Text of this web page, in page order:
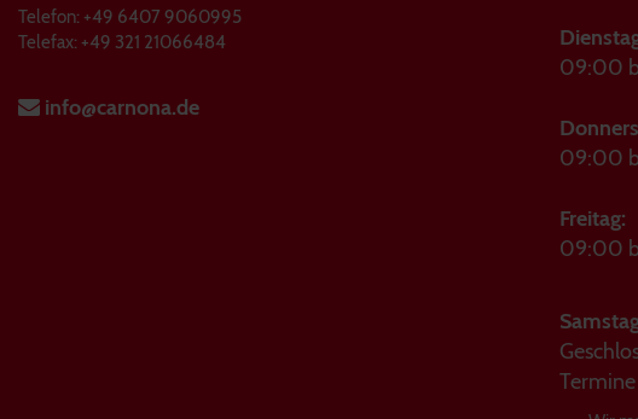
Telefon: +49 6407 9060995
Telefax: +49 321 21066484
info@carnona.de
09:00
09:00
Freitag:
09:00